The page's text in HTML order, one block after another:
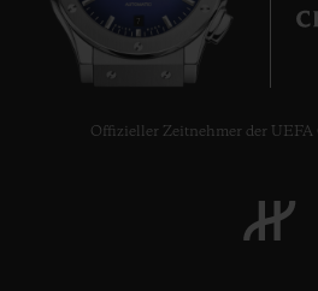
EUR 15,200
7
Offizieller Zeitnehmer der UEFA